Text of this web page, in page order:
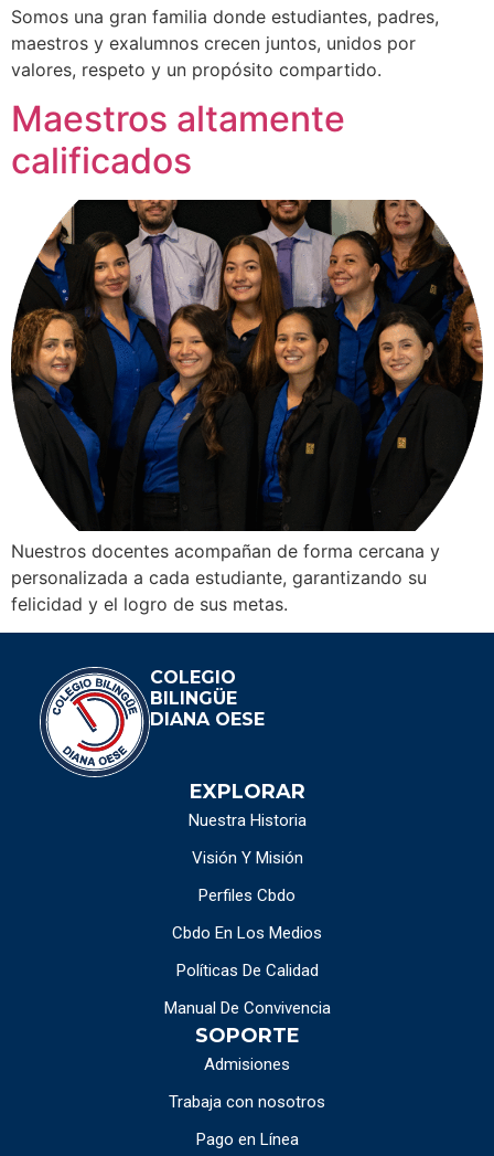
Somos una gran familia donde estudiantes, padres,
maestros y exalumnos crecen juntos, unidos por
valores, respeto y un propósito compartido.
Maestros altamente
calificados
Nuestros docentes acompañan de forma cercana y
personalizada a cada estudiante, garantizando su
felicidad y el logro de sus metas.
COLEGIO
BILINGÜE
DIANA OESE
EXPLORAR
Nuestra Historia
Visión Y Misión
Perfiles Cbdo
Cbdo En Los Medios
Políticas De Calidad
Manual De Convivencia
SOPORTE
Admisiones
Trabaja con nosotros
Pago en Línea